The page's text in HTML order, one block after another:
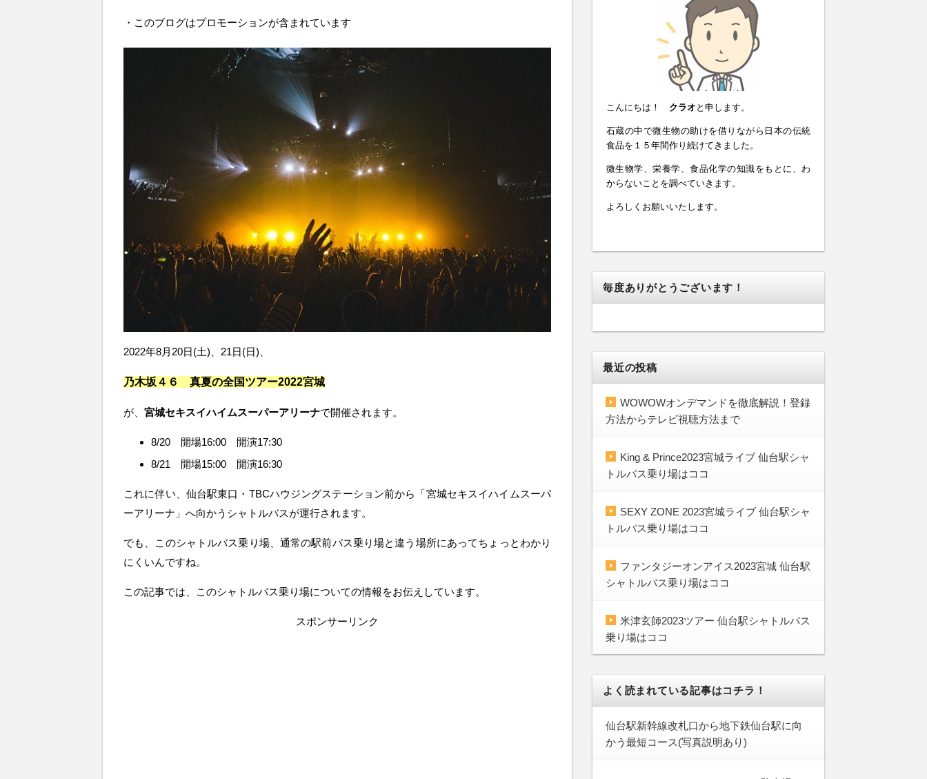
・このブログはプロモーションが含まれています
2022年8月20日(土)、21日(日)、
乃木坂４６ 真夏の全国ツアー2022宮城
が、 宮城セキスイハイムスーパーアリーナで開催されます。
8/20 開場16:00 開演17:30
8/21 開場15:00 開演16:30
これに伴い、仙台駅東口・TBCハウジングステーション前から「宮城セキスイハイムスーパ
ーアリーナ」へ向かうシャトルバスが運行されます。
でも、このシャトルバス乗り場、通常の駅前バス乗り場と違う場所にあってちょっとわかり
にくいんですね。
この記事では、このシャトルバス乗り場についての情報をお伝えしています。
スポンサーリンク
こんにちは！ クラオ と申します。
石蔵の中で微生物の助けを借りながら日本の伝統
食品を１５年間作り続けてきました。
微生物学、栄養学、食品化学の知識をもとに、わ
からないことを調べていきます。
よろしくお願いいたします。
毎度ありがとうございます！
最近の投稿
WOWOWオンデマンドを徹底解説！登録
方法からテレビ視聴方法まで
King & Prince2023宮城ライブ 仙台駅シャ
トルバス乗り場はココ
SEXY ZONE 2023宮城ライブ 仙台駅シャ
トルバス乗り場はココ
ファンタジーオンアイス2023宮城 仙台駅
シャトルバス乗り場はココ
米津玄師2023ツアー 仙台駅シャトルバス
乗り場はココ
よく読まれている記事はコチラ！
仙台駅新幹線改札口から地下鉄仙台駅に向
かう最短コース(写真説明あり)